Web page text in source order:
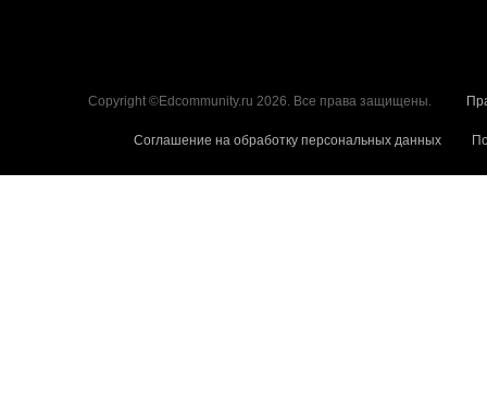
Copyright ©Edcommunity.ru 2026. Все права защищены.
Соглашение на обработку персональных данных